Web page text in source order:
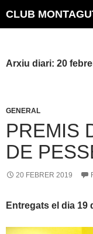
CLUB
Arxiu diari: 20
GENERAL
PREMIS
DE
20 FEBRER 2019
Entregats el dia 19